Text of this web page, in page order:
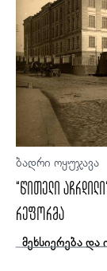
ბადრი ოყუჯავა
“წითელი
რეფორმა
მეხსიერება